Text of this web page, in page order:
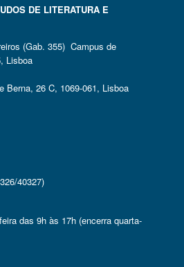
DE LITERATURA E
(Gab. 355) Campus de
Lisboa
Berna, 26 C, 1069-061, Lisboa
40327)
das 9h às 17h (encerra quarta-